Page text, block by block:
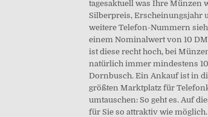
tagesaktuell was Ihre Münzen
Silberpreis, Erscheinungsjahr
weitere Telefon-Nummern
einem Nominalwert von 10
ist diese recht hoch, bei
natürlich immer mindestens
Dornbusch. Ein Ankauf ist in
größten Marktplatz für
umtauschen: So geht es. Auf
für Sie so attraktiv wie